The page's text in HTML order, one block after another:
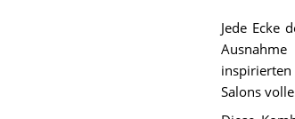
Jede Ecke
Salons